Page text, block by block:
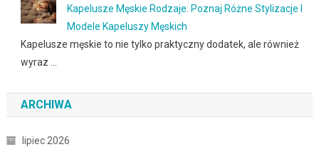
Kapelusze Męskie Rodzaje: Poznaj Różne Stylizacje I
Modele Kapeluszy Męskich
Kapelusze męskie to nie tylko praktyczny dodatek, ale również
wyraz …
ARCHIWA
lipiec 2026